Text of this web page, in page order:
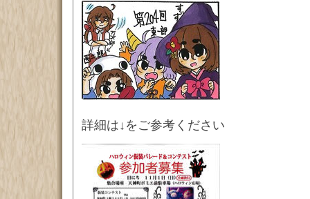
詳細は↓をご参考ください